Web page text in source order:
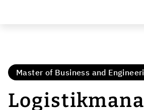
Master of Business and